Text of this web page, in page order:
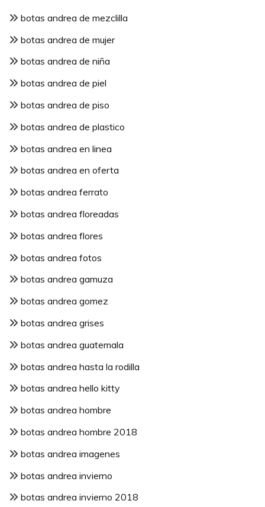
botas andrea de mezclilla
botas andrea de mujer
botas andrea de niña
botas andrea de piel
botas andrea de piso
botas andrea de plastico
botas andrea en linea
botas andrea en oferta
botas andrea ferrato
botas andrea floreadas
botas andrea flores
botas andrea fotos
botas andrea gamuza
botas andrea gomez
botas andrea grises
botas andrea guatemala
botas andrea hasta la rodilla
botas andrea hello kitty
botas andrea hombre
botas andrea hombre 2018
botas andrea imagenes
botas andrea invierno
botas andrea invierno 2018